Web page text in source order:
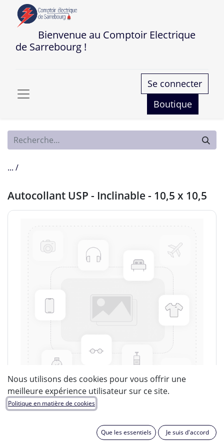
Bienvenue au Comptoir Electrique
de Sarrebourg !
Se connecter
Boutique
... /
Autocollant USP - Inclinable - 10,5 x 10,5
Nous utilisons des cookies pour vous offrir une
meilleure expérience utilisateur sur ce site.
Politique en matière de cookies
Que les essentiels Je suis d'accord